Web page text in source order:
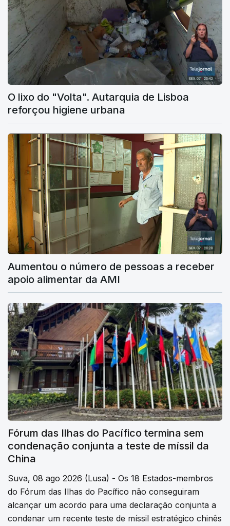
O lixo do "Volta". Autarquia de Lisboa
reforçou higiene urbana
Aumentou o número de pessoas a receber
apoio alimentar da AMI
Fórum das Ilhas do Pacífico termina sem
condenação conjunta a teste de míssil da
China
Suva, 08 ago 2026 (Lusa) - Os 18 Estados-membros
do Fórum das Ilhas do Pacífico não conseguiram
alcançar um acordo para uma declaração conjunta a
condenar um recente teste de míssil estratégico chinês